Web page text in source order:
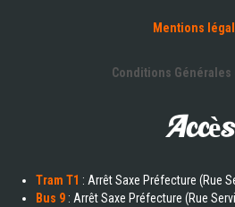
Mentions
Conditions Générales
Accès
Tram T1 : Arrêt Saxe Préfecture (Rue
Bus 9 : Arrêt Saxe Préfecture (Rue